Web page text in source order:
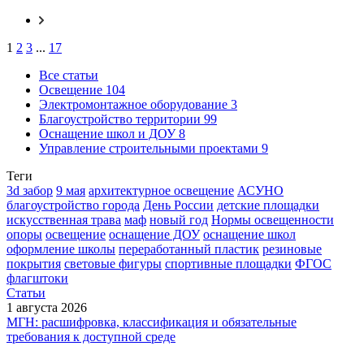
1 2 3 ... 17
Все статьи
Освещение 104
Электромонтажное оборудование 3
Благоустройство территории 99
Оснащение школ и ДОУ 8
Управление строительными проектами 9
Теги
3d забор 9 мая архитектурное освещение АСУНО
благоустройство города День России детские площадки
искусственная трава маф новый год Нормы освещенности
опоры освещение оснащение ДОУ оснащение школ
оформление школы переработанный пластик резиновые
покрытия световые фигуры спортивные площадки ФГОС
флагштоки
Статьи
1 августа 2026
МГН: расшифровка, классификация и обязательные
требования к доступной среде